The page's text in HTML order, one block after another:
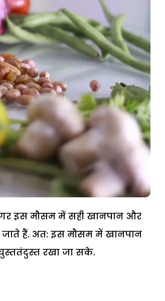
इस मौसम में सही खानपान और
जाते हैं. अत: इस मौसम में खानपान
रखा जा सके.